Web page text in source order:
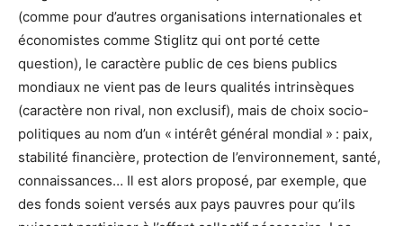
(comme pour d’autres organisations internationales et
économistes comme Stiglitz qui ont porté cette
question), le caractère public de ces biens publics
mondiaux ne vient pas de leurs qualités intrinsèques
(caractère non rival, non exclusif), mais de choix socio-
politiques au nom d’un « intérêt général mondial » : paix,
stabilité financière, protection de l’environnement, santé,
connaissances… Il est alors proposé, par exemple, que
des fonds soient versés aux pays pauvres pour qu’ils